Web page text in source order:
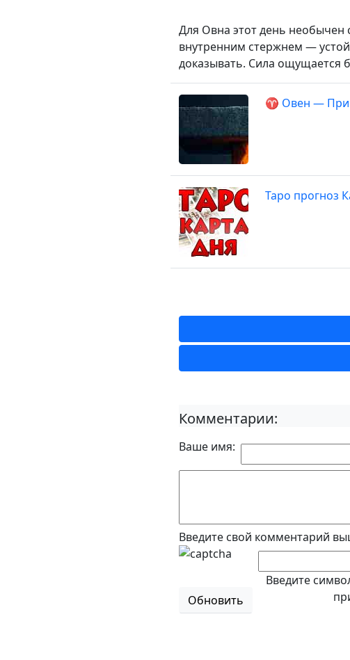
Для Овна этот день необычен
внутренним стержнем —
доказывать. Сила ощущается
♈ Овен —
Таро прогноз
Комментарии:
Ваше имя:
Введите свой комментарий
Обновить
Введите